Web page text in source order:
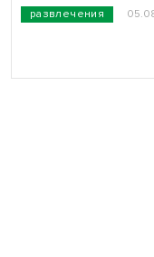
развлечения